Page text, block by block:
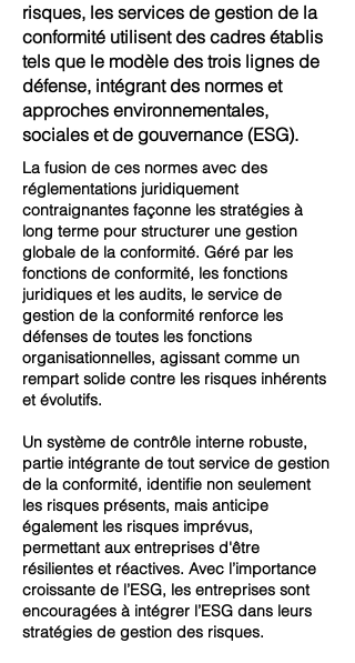
risques, les services de gestion de la
conformité utilisent des cadres établis
tels que le modèle des trois lignes de
défense, intégrant des normes et
approches environnementales,
sociales et de gouvernance (ESG).
La fusion de ces normes avec des
réglementations juridiquement
contraignantes façonne les stratégies à
long terme pour structurer une gestion
globale de la conformité. Géré par les
fonctions de conformité, les fonctions
juridiques et les audits, le service de
gestion de la conformité renforce les
défenses de toutes les fonctions
organisationnelles, agissant comme un
rempart solide contre les risques inhérents
et évolutifs.
Un système de contrôle interne robuste,
partie intégrante de tout service de gestion
de la conformité, identifie non seulement
les risques présents, mais anticipe
également les risques imprévus,
permettant aux entreprises d'être
résilientes et réactives. Avec l’importance
croissante de l’ESG, les entreprises sont
encouragées à intégrer l’ESG dans leurs
stratégies de gestion des risques.